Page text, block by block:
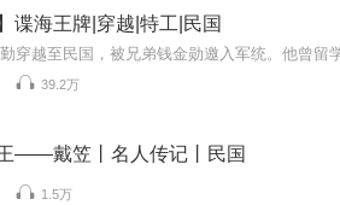
谍海王牌|穿越|特工|民国
39.2万
——戴笠丨名人传记丨民国
1.5万